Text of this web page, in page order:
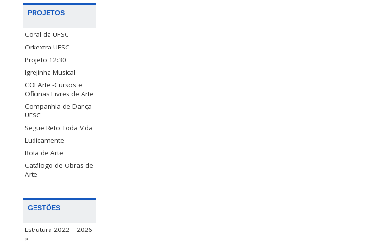
PROJETOS
Coral da UFSC
Orkextra UFSC
Projeto 12:30
Igrejinha Musical
COLArte -Cursos e
Oficinas Livres de Arte
Companhia de Dança
UFSC
Segue Reto Toda Vida
Ludicamente
Rota de Arte
Catálogo de Obras de
Arte
GESTÕES
Estrutura 2022 – 2026
»